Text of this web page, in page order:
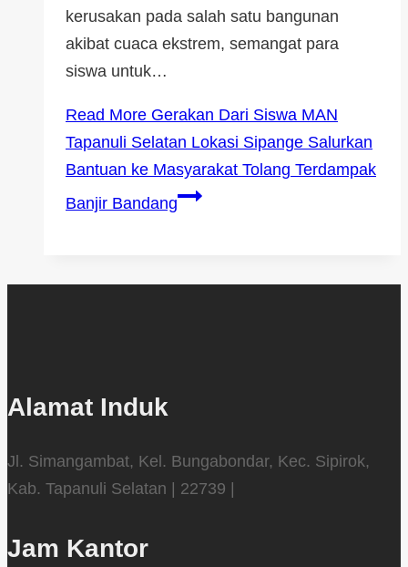
kerusakan pada salah satu bangunan
akibat cuaca ekstrem, semangat para
siswa untuk…
Read More Gerakan Dari Siswa MAN
Tapanuli Selatan Lokasi Sipange Salurkan
Bantuan ke Masyarakat Tolang Terdampak
Banjir Bandang
Alamat Induk
Jl. Simangambat, Kel. Bungabondar, Kec. Sipirok,
Kab. Tapanuli Selatan | 22739 |
Jam Kantor